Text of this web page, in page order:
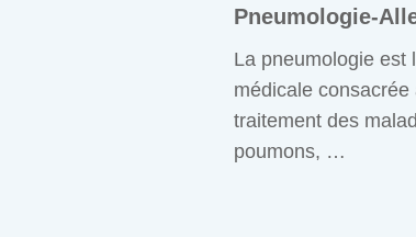
Pneumologie-
La pneumologie est
médicale consacrée
traitement des
poumons, …